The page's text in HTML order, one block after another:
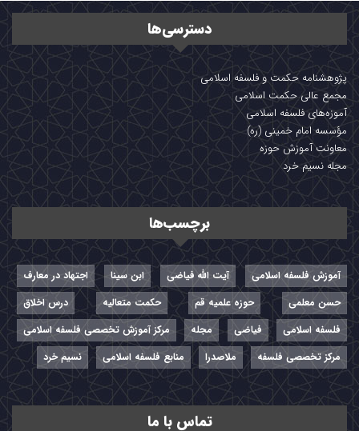
دسترسی‌ها
پژوهشنامه حکمت و فلسفه اسلامی
مجمع عالی حکمت اسلامی
آموزه‌های فلسفه اسلامی
مؤسسه امام خمینی (ره)
معاونت آموزش حوزه
مجله نسیم خرد
برچسب‌ها
آموزش فلسفه اسلامی آیت الله فیاضی ابن سینا
اجتهاد در معارف
حسن معلمی
حوزه علمیه قم حکمت متعالیه
درس اخلاق
فلسفه اسلامی
فیاضی مجله
مرکز آموزش تخصصی فلسفه اسلامی
مرکز تخصصی فلسفه
ملاصدرا منابع فلسفه اسلامی نسیم خرد
تماس با ما